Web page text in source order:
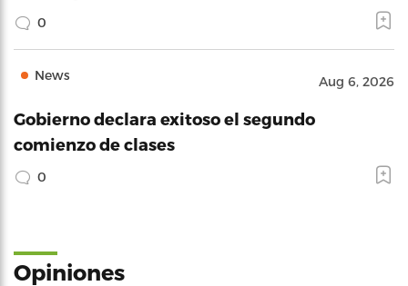
0
News Aug 6, 2026
Gobierno declara exitoso el segundo
comienzo de clases
0
Opiniones